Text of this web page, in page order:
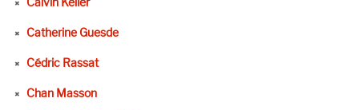
Catherine Guesde
Cédric Rassat
Chan Masson